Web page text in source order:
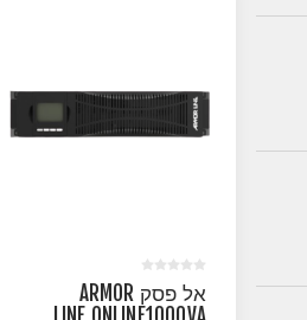
אל פסק ARMOR